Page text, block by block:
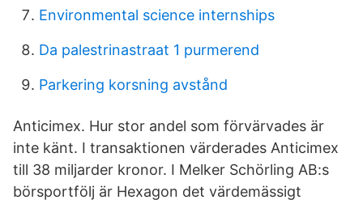
Environmental science internships
Da palestrinastraat 1 purmerend
Parkering korsning avstånd
Anticimex. Hur stor andel som förvärvades är
inte känt. I transaktionen värderades Anticimex
till 38 miljarder kronor. I Melker Schörling AB:s
börsportfölj är Hexagon det värdemässigt